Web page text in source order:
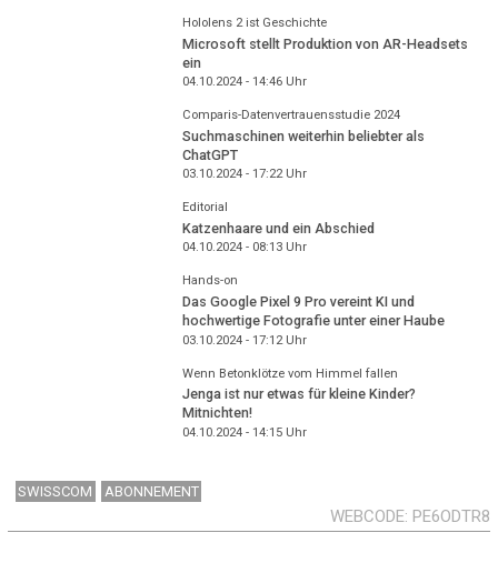
Hololens 2 ist Geschichte
Microsoft stellt Produktion von AR-Headsets
ein
04.10.2024 - 14:46Uhr
Comparis-Datenvertrauensstudie 2024
Suchmaschinen weiterhin beliebter als
ChatGPT
03.10.2024 - 17:22Uhr
Editorial
Katzenhaare und ein Abschied
04.10.2024 - 08:13Uhr
Hands-on
Das Google Pixel 9 Pro vereint KI und
hochwertige Fotografie unter einer Haube
03.10.2024 - 17:12Uhr
Wenn Betonklötze vom Himmel fallen
Jenga ist nur etwas für kleine Kinder?
Mitnichten!
04.10.2024 - 14:15Uhr
SWISSCOM ABONNEMENT
WEBCODE PE6ODTR8